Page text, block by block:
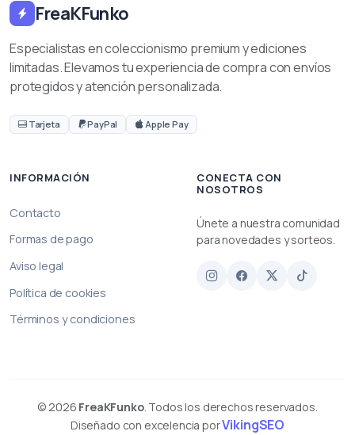
FreaKFunko
Especialistas en coleccionismo premium y ediciones
limitadas. Elevamos tu experiencia de compra con envíos
protegidos y atención personalizada.
Tarjeta PayPal Apple Pay
INFORMACIÓN
Contacto
Formas de pago
Aviso legal
Política de cookies
Términos y condiciones
CONECTA CON
NOSOTROS
Únete a nuestra comunidad
para novedades y sorteos.
© 2026 FreaKFunko. Todos los derechos reservados.
Diseñado con excelencia porVikingSEO